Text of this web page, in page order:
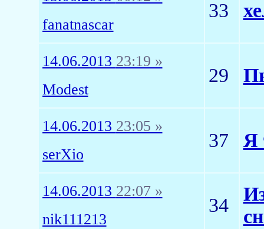
fanatnascar
33
14.06.2013 23:19 »
Modest
29
14.06.2013 23:05 »
serXio
37 Я
14.06.2013 22:07 »
nik111213
34